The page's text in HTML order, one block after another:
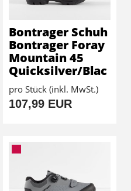
Bontrager Schuh
Bontrager Foray
Mountain 45
Quicksilver/Blac
pro Stück (inkl. MwSt.)
107,99 EUR